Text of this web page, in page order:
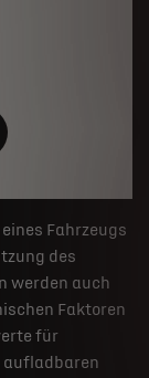
Fahrzeugs
des
werden auch
Faktoren
für
aufladbaren